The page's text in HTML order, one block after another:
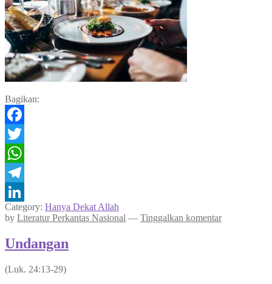
Bagikan:
Facebook
Twitter
WhatsApp
Telegram
LinkedIn
Category: Hanya Dekat Allah
by Literatur Perkantas Nasional — Tinggalkan komentar
Undangan
(Luk. 24:13-29)